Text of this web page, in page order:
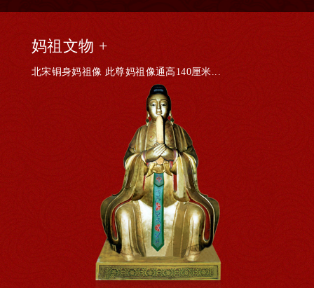
妈祖文物 +
北宋铜身妈祖像 此尊妈祖像通高140厘米...